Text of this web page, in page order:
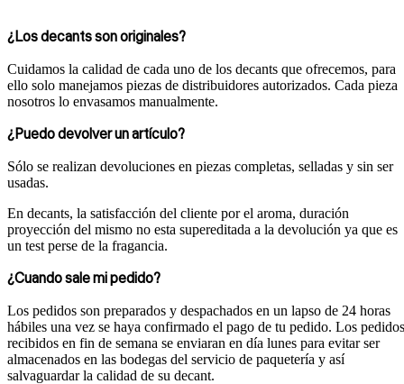
¿Los decants son originales?
Cuidamos la calidad de cada uno de los decants que ofrecemos, para
ello solo manejamos piezas de distribuidores autorizados. Cada pieza
nosotros lo envasamos manualmente.
¿Puedo devolver un artículo?
Sólo se realizan devoluciones en piezas completas, selladas y sin ser
usadas.
En decants, la satisfacción del cliente por el aroma, duración
proyección del mismo no esta supereditada a la devolución ya que es
un test perse de la fragancia.
¿Cuando sale mi pedido?
Los pedidos son preparados y despachados en un lapso de 24 horas
hábiles una vez se haya confirmado el pago de tu pedido. Los pedidos
recibidos en fin de semana se enviaran en día lunes para evitar ser
almacenados en las bodegas del servicio de paquetería y así
salvaguardar la calidad de su decant.